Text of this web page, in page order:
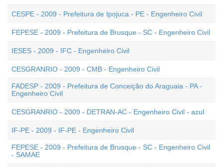
CESPE - 2009 - Prefeitura de Ipojuca - PE - Engenheiro Civil
FEPESE - 2009 - Prefeitura de Brusque - SC - Engenheiro Civil
IESES - 2009 - IFC - Engenheiro Civil
CESGRANRIO - 2009 - CMB - Engenheiro Civil
FADESP - 2009 - Prefeitura de Conceição do Araguaia - PA -
Engenheiro Civil
CESGRANRIO - 2009 - DETRAN-AC - Engenheiro Civil - azul
IF-PE - 2009 - IF-PE - Engenheiro Civil
FEPESE - 2009 - Prefeitura de Brusque - SC - Engenheiro Civil
- SAMAE